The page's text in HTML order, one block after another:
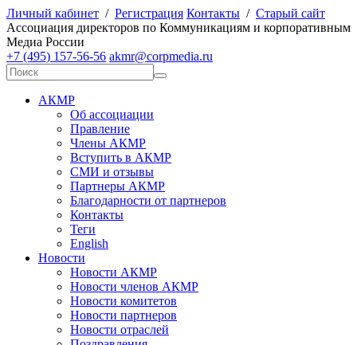
Личный кабинет / Регистрация Контакты / Старый сайт
Ассоциация директоров по Коммуникациям и корпоративным
Медиа России
+7 (495) 157-56-56 akmr@corpmedia.ru
АКМР
Об ассоциации
Правление
Члены АКМР
Вступить в АКМР
СМИ и отзывы
Партнеры АКМР
Благодарности от партнеров
Контакты
Теги
English
Новости
Новости АКМР
Новости членов АКМР
Новости комитетов
Новости партнеров
Новости отраслей